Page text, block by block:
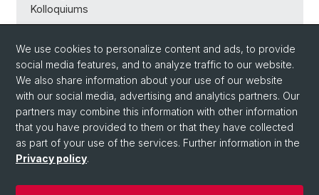
Kolloquiums
https://www.altphil.uni-
freiburg.de/termine/daenzer2024
Back
We use cookies to personalize content and ads, to provide
social media features, and to analyze traffic to our website.
We also share information about your use of our website
with our social media, advertising and analytics partners. Our
partners may combine this information with other information
that you have provided to them or that they have collected
as part of your use of the services. Further information in the
Privacy policy.